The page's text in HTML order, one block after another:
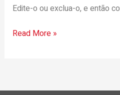
Edite-o ou exclua-o, e então
Read More »